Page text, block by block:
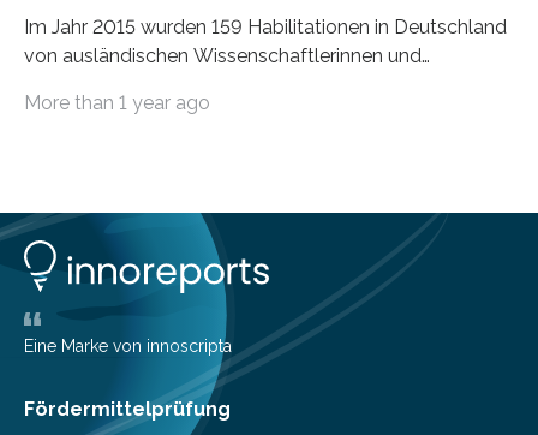
Im Jahr 2015 wurden 159 Habilitationen in Deutschland
von ausländischen Wissenschaftlerinnen und
More than 1 year ago
Eine Marke von innoscripta
Fördermittelprüfung